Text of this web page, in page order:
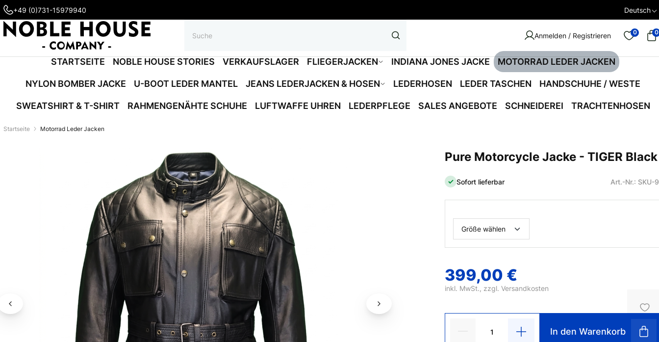
+49 (0)731-15979940 Deutsch
Anmelden / Registrieren 0 0
STARTSEITE NOBLE HOUSE STORIES VERKAUFSLAGER FLIEGERJACKEN INDIANA JONES JACKE MOTORRAD LEDER JACKEN
NYLON BOMBER JACKE U-BOOT LEDER MANTEL JEANS LEDERJACKEN & HOSEN LEDERHOSEN LEDER TASCHEN HANDSCHUHE / WESTE
SWEATSHIRT & T-SHIRT RAHMENGENÄHTE SCHUHE LUFTWAFFE UHREN LEDERPFLEGE SALES ANGEBOTE SCHNEIDEREI TRACHTENHOSEN
Startseite Motorrad Leder Jacken
Pure Motorcycle Jacke - TIGER Black
Sofort lieferbar Art.-Nr.: SKU-
399,00 €
inkl. MwSt., zzgl.Versandkosten
In den Warenkorb